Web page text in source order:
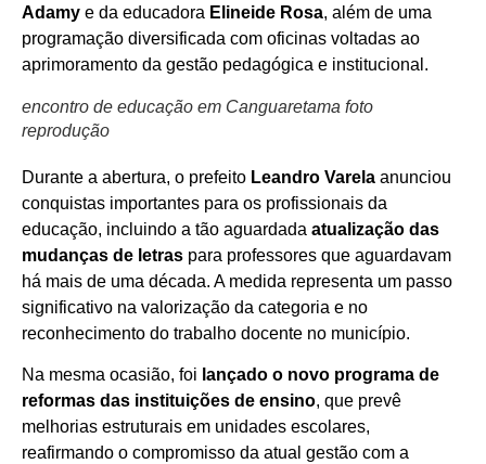
Adamy e da educadora Elineide Rosa, além de uma
programação diversificada com oficinas voltadas ao
aprimoramento da gestão pedagógica e institucional.
encontro de educação em Canguaretama foto
reprodução
Durante a abertura, o prefeito Leandro Varela anunciou
conquistas importantes para os profissionais da
educação, incluindo a tão aguardada atualização das
mudanças de letras para professores que aguardavam
há mais de uma década. A medida representa um passo
significativo na valorização da categoria e no
reconhecimento do trabalho docente no município.
Na mesma ocasião, foi lançado o novo programa de
reformas das instituições de ensino, que prevê
melhorias estruturais em unidades escolares,
reafirmando o compromisso da atual gestão com a